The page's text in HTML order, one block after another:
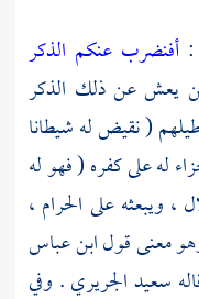
:أفنضرب عنكم الذكر
يعش عن ذلك الذكر
( نقيض له شيطانا
له على كفره ( فهو له
، ويبعثه على الحرام ،
معنى قولابن عباس
سعيد الجريري. وفي